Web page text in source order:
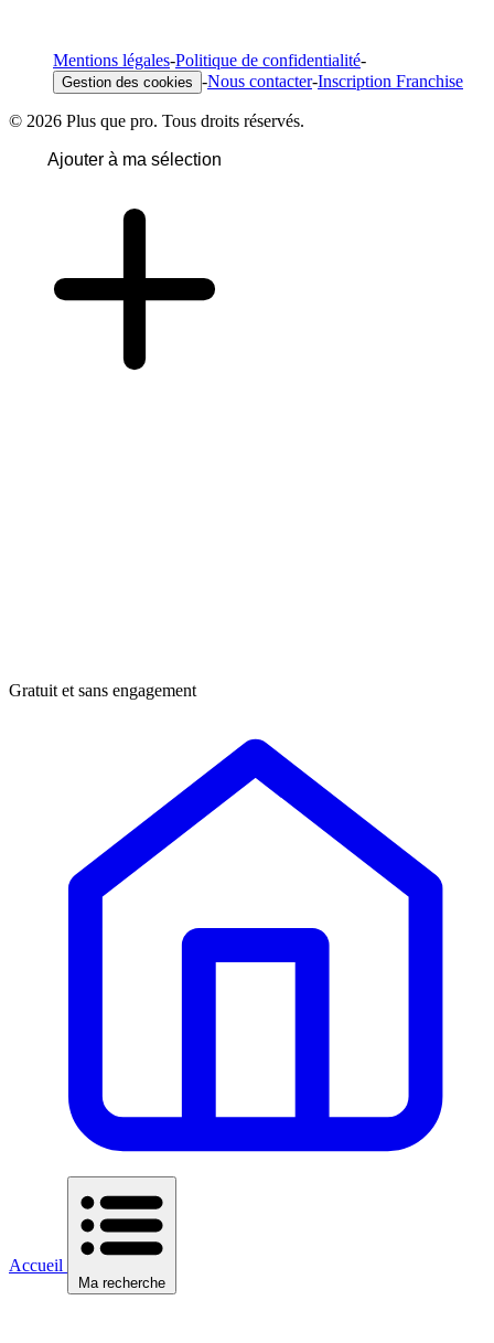
Mentions légales-Politique de confidentialité-
Gestion des cookies -Nous contacter-Inscription Franchise
© 2026 Plus que pro. Tous droits réservés.
Ajouter à ma sélection
Gratuit et sans engagement
Accueil
Ma recherche